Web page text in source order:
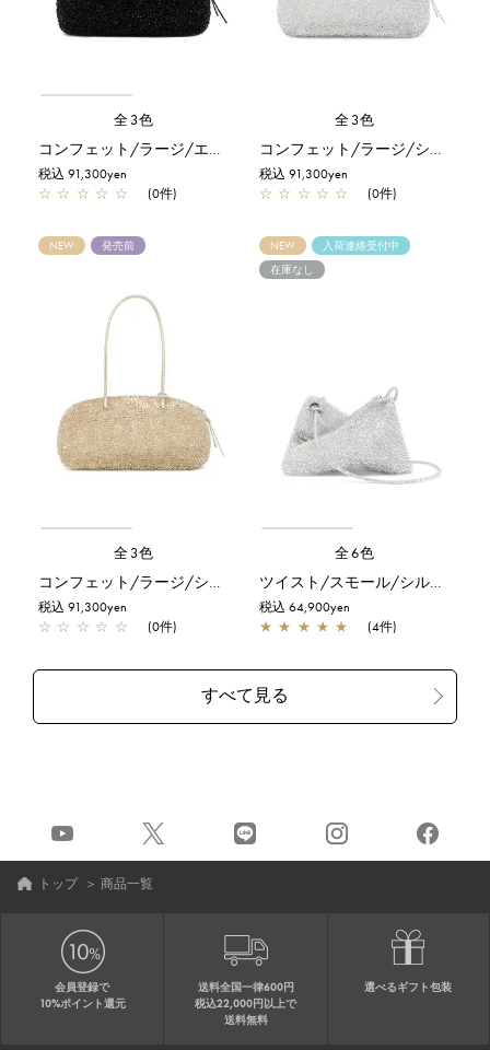
全3色
コンフェット/ラージ/エナメルブラック
税込 91,300yen
☆ ☆ ☆ ☆ ☆ (0件)
全3色
コンフェット/ラージ/シルバー
税込 91,300yen
☆ ☆ ☆ ☆ ☆ (0件)
NEW 発売前
全3色
コンフェット/ラージ/シルバーゴールド
税込 91,300yen
☆ ☆ ☆ ☆ ☆ (0件)
NEW
入荷連絡受付中
在庫なし
全6色
ツイスト/スモール/シルバー
税込 64,900yen
★ ★ ★ ★ ★ (4件)
トップ ＞ 商品一覧
会員登録で
10%ポイント還元
送料全国一律600円
税込22,000円以上で
送料無料
選べるギフト包装